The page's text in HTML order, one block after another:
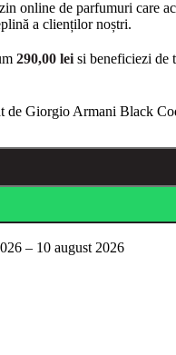
online de parfumuri care
a clienților noștri.
290,00 lei si beneficiezi de
de Giorgio Armani Black
– 10 august 2026